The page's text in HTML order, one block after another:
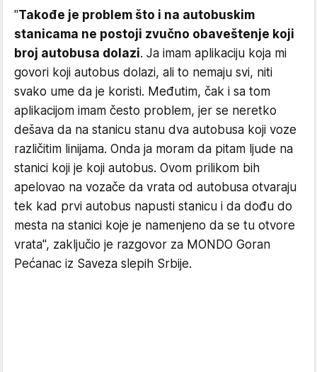
"Takođe je problem što i na autobuskim
stanicama ne postoji zvučno obaveštenje koji
broj autobusa dolazi. Ja imam aplikaciju koja mi
govori koji autobus dolazi, ali to nemaju svi, niti
svako ume da je koristi. Međutim, čak i sa tom
aplikacijom imam često problem, jer se neretko
dešava da na stanicu stanu dva autobusa koji voze
različitim linijama. Onda ja moram da pitam ljude na
stanici koji je koji autobus. Ovom prilikom bih
apelovao na vozače da vrata od autobusa otvaraju
tek kad prvi autobus napusti stanicu i da dođu do
mesta na stanici koje je namenjeno da se tu otvore
vrata", zaključio je razgovor za MONDO Goran
Pećanac iz Saveza slepih Srbije.